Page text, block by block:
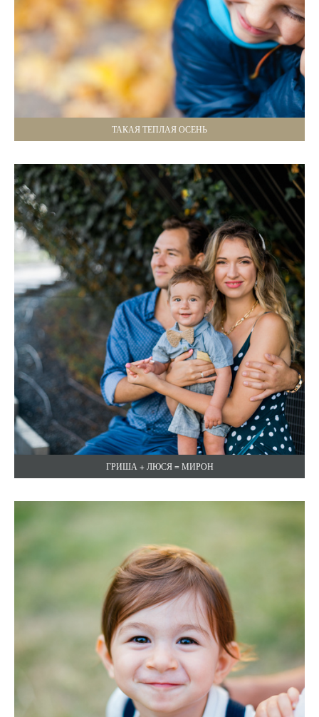
ТАКАЯ ТЕПЛАЯ ОСЕНЬ
ГРИША + ЛЮСЯ = МИРОН